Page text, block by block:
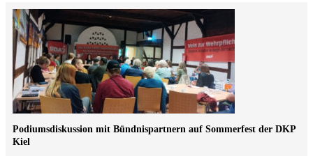
Podiumsdiskussion mit Bündnispartnern auf Sommerfest der DKP
Kiel